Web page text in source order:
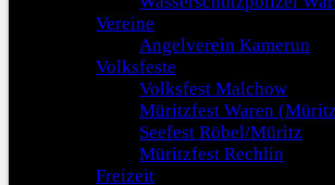
Vereine
Angelverein Kamerun
Volksfeste
Volksfest Malchow
Müritzfest Waren
Seefest Röbel/Müritz
Müritzfest Rechlin
Freizeit